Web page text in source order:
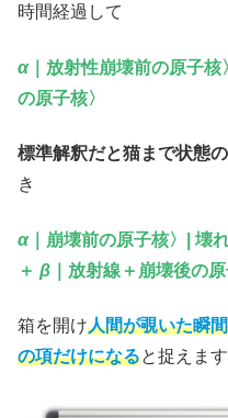
時間経過して
α｜放射性崩壊前の原子核
の原子核〉
標準解釈だと猫まで状態
き
α｜崩壊前の原子核〉| 壊
＋ β ｜放射線＋崩壊後の
箱を開け人間が覗いた瞬
の項だけになると捉えます